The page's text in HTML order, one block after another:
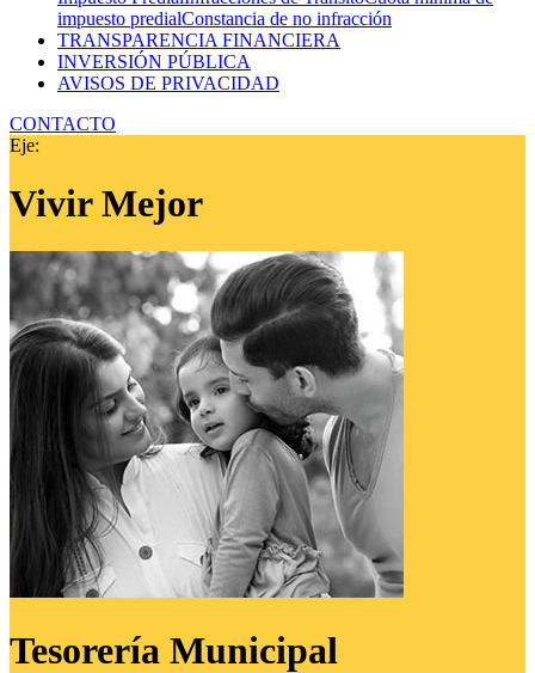
impuesto predialConstancia de no infracción
TRANSPARENCIA FINANCIERA
INVERSIÓN PÚBLICA
AVISOS DE PRIVACIDAD
CONTACTO
Eje:
VivirMejor
Tesorería Municipal